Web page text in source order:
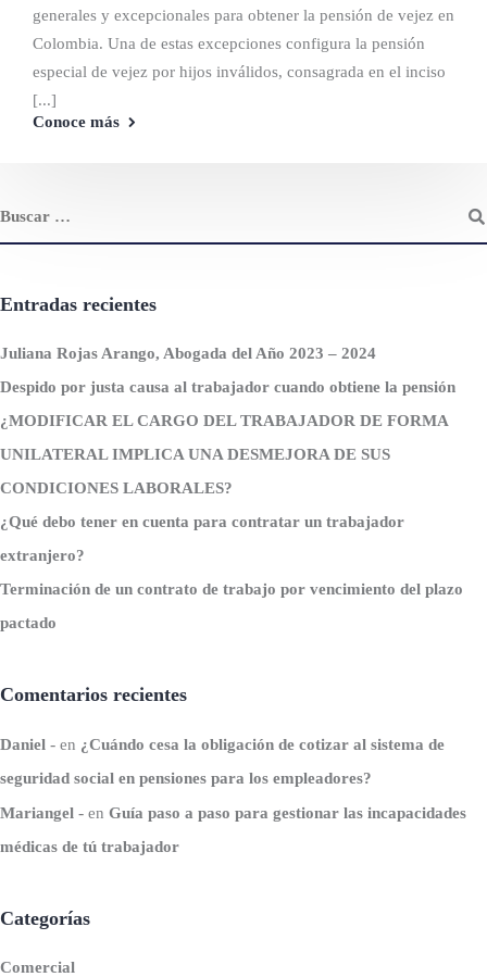
generales y excepcionales para obtener la pensión de vejez en
Colombia. Una de estas excepciones configura la pensión
especial de vejez por hijos inválidos, consagrada en el inciso
[...]
Conoce más
Entradas recientes
Juliana Rojas Arango, Abogada del Año 2023 – 2024
Despido por justa causa al trabajador cuando obtiene la pensión
¿MODIFICAR EL CARGO DEL TRABAJADOR DE FORMA
UNILATERAL IMPLICA UNA DESMEJORA DE SUS
CONDICIONES LABORALES?
¿Qué debo tener en cuenta para contratar un trabajador
extranjero?
Terminación de un contrato de trabajo por vencimiento del plazo
pactado
Comentarios recientes
Daniel en ¿Cuándo cesa la obligación de cotizar al sistema de
seguridad social en pensiones para los empleadores?
Mariangel
en Guía paso a paso para gestionar las incapacidades
médicas de tú trabajador
Categorías
Comercial